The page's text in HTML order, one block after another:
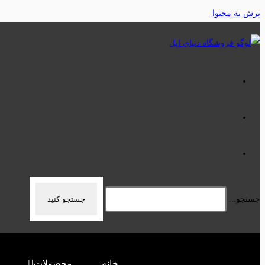
پرش به محتوا
جستجو... جستجو کنید